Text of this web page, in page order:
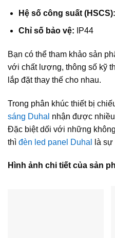
Hệ số công suất (HSCS):
Chỉ số bảo vệ: IP44
Bạn có thể tham khảo sản
với chất lượng, thông số kỹ
lắp đặt thay thế cho nhau.
Trong phân khúc thiết bị
sáng Duhal nhận được
Đặc biệt dối với những
thì đèn led panel Duhal là
Hình ảnh chi tiết của sản